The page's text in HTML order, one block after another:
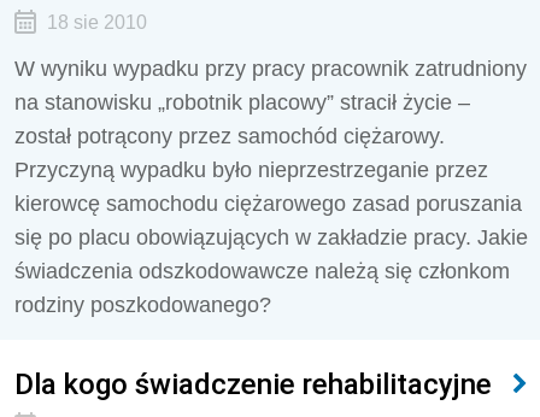
18 sie 2010
W wyniku wypadku przy pracy pracownik zatrudniony
na stanowisku „robotnik placowy” stracił życie –
został potrącony przez samochód ciężarowy.
Przyczyną wypadku było nieprzestrzeganie przez
kierowcę samochodu ciężarowego zasad poruszania
się po placu obowiązujących w zakładzie pracy. Jakie
świadczenia odszkodowawcze należą się członkom
rodziny poszkodowanego?
Dla kogo świadczenie rehabilitacyjne